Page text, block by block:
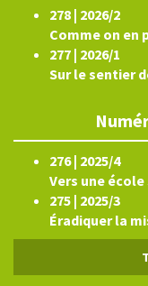
278 | 2026/2
Comme on en
277 | 2026/1
Sur le sentier
276 | 2025/4
Vers une
275 | 2025/3
Éradiquer la